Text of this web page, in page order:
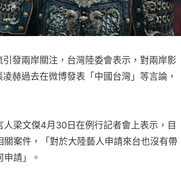
發兩岸關注，台灣陸委會表示，對兩岸影
赫過去在微博發表「中國台灣」等言論，
梁文傑4月30日在例行記者會上表示，目
案件，「對於大陸藝人申請來台也沒有帶
請」。